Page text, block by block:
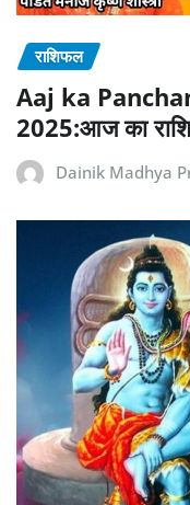
राशिफल
Aaj ka
2025:आज का
Dainik Madhya